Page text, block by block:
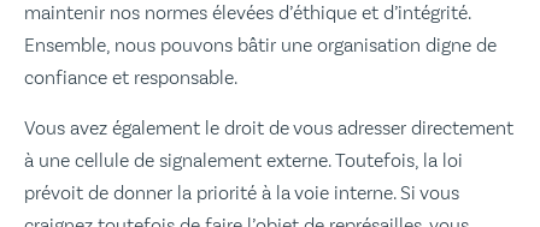
maintenir nos normes élevées d’éthique et d’intégrité.
Ensemble, nous pouvons bâtir une organisation digne de
confiance et responsable.
Vous avez également le droit de vous adresser directement
à une cellule de signalement externe. Toutefois, la loi
prévoit de donner la priorité à la voie interne. Si vous